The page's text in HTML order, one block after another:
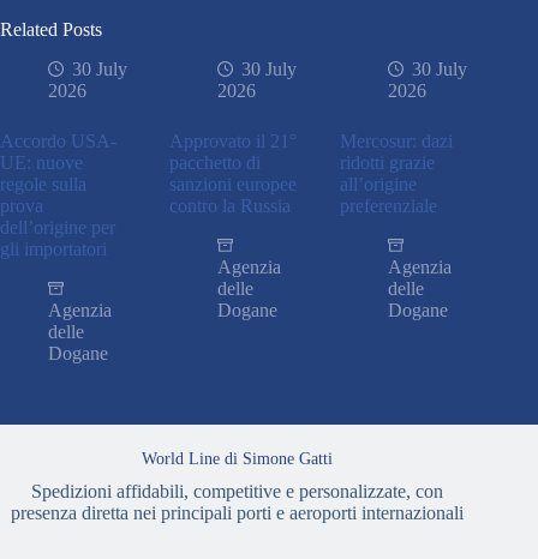
Related Posts
30 July
2026
Accordo USA-
UE: nuove
regole sulla
prova
dell’origine per
gli importatori
Agenzia
delle
Dogane
30 July
2026
Approvato il 21°
pacchetto di
sanzioni europee
contro la Russia
Agenzia
delle
Dogane
30 July
2026
Mercosur: dazi
ridotti grazie
all’origine
preferenziale
Agenzia
delle
Dogane
World Line di Simone Gatti
Spedizioni affidabili, competitive e personalizzate, con
presenza diretta nei principali porti e aeroporti internazionali